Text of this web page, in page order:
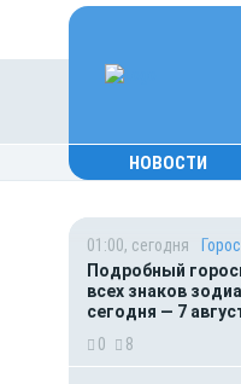
НОВОСТИ
01:00, сегодня
Подробный
всех знаков
сегодня — 7
0
8